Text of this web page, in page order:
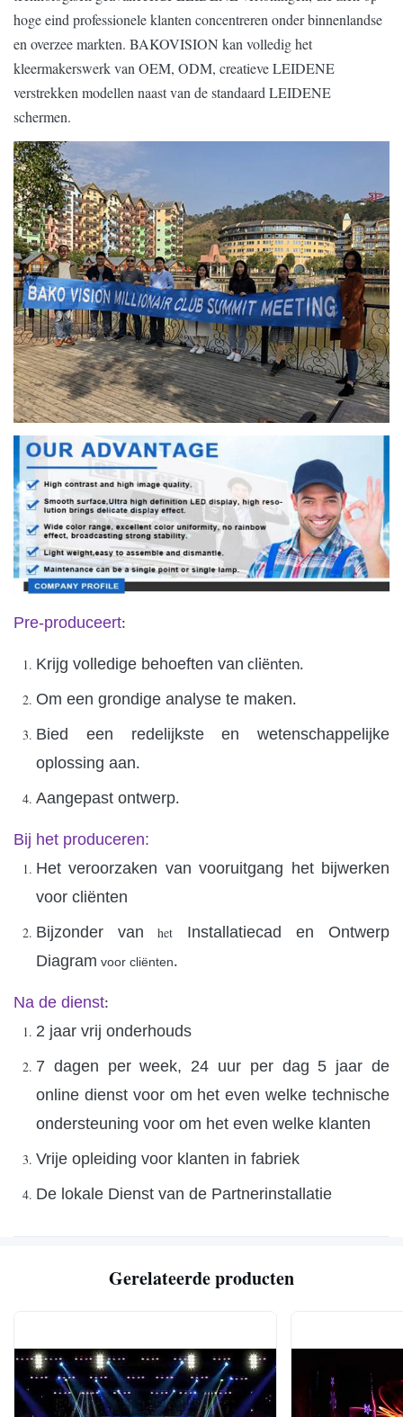
hoge eind professionele klanten concentreren onder binnenlandse
en overzee markten. BAKOVISION kan volledig het
kleermakerswerk van OEM, ODM, creatieve LEIDENE
verstrekken modellen naast van de standaard LEIDENE
schermen.
Pre-produceert:
Krijg volledige behoeften van cliënten.
Om een grondige analyse te maken.
Bied een redelijkste en wetenschappelijke
oplossing aan.
Aangepast ontwerp.
Bij het produceren:
Het veroorzaken van vooruitgang het bijwerken
voor cliënten
Bijzonder van het Installatiecad en Ontwerp
Diagram voor cliënten.
Na de dienst:
2 jaar vrij onderhouds
7 dagen per week, 24 uur per dag 5 jaar de
online dienst voor om het even welke technische
ondersteuning voor om het even welke klanten
Vrije opleiding voor klanten in fabriek
De lokale Dienst van de Partnerinstallatie
Gerelateerde producten